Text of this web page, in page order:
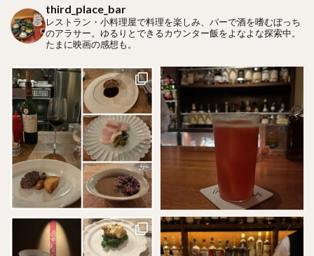
third_place_bar
レストラン・小料理屋で料理を楽しみ、バーで酒を嗜むぼっち
のアラサー。ゆるりとできるカウンター飯をよなよな探索中。
たまに映画の感想も。